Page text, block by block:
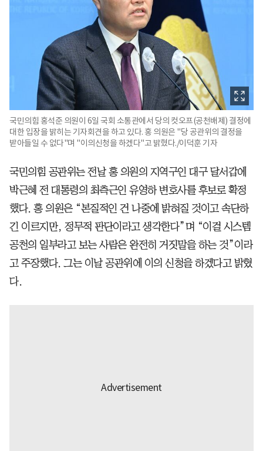
국민의힘 홍석준 의원이 6일 국회 소통관에서 당의 컷오프(공천배제) 결정에
대한 입장을 밝히는 기자회견을 하고 있다. 홍 의원은 "당 공관위의 결정을
받아들일 수 없다"며 "이의신청을 하겠다"고 밝혔다./이덕훈 기자
국민의힘 공관위는 전날 홍 의원의 지역구인 대구 달서갑에
박근혜 전 대통령의 최측근인 유영하 변호사를 후보로 확정
했다. 홍 의원은 “본질적인 건 나중에 밝혀질 것이고 속단하
긴 이르지만, 정무적 판단이라고 생각한다”며 “이걸 시스템
공천의 일부라고 보는 사람은 완전히 거짓말을 하는 것”이라
고 주장했다. 그는 이날 공관위에 이의 신청을 하겠다고 밝혔
다.